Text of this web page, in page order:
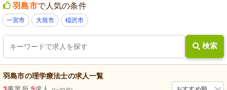
羽島市で人気の条件
一宮市 大垣市 稲沢市
検索
羽島市の理学療法士の求人一覧